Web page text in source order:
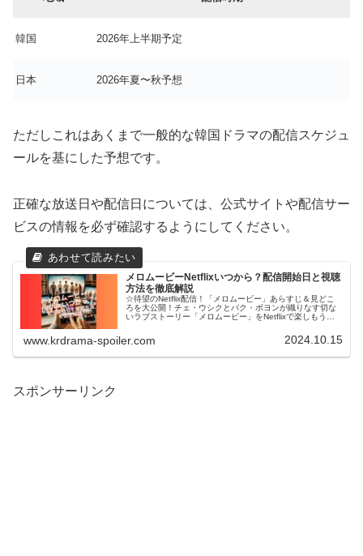
韓国 2026年上半期予定
日本 2026年夏〜秋予想
ただしこれはあくまで一般的な韓国ドラマの配信スケジュ
ールを基にした予想です。
正確な放送日や配信日については、公式サイトや配信サー
ビスの情報を必ず確認するようにしてください。
メロムービーNetflixいつから？配信開始日と視聴
方法を徹底解説
☆待望のNetflix配信！「メロムービー」あらすじ＆見どこ
ろを大公開！チェ・ウシクとパク・ボヨンが織りなす切な
いラブストーリー「メロムービー」をNetflixで楽しもう！
www.krdrama-spoiler.com 2024.10.15
スポンサーリンク